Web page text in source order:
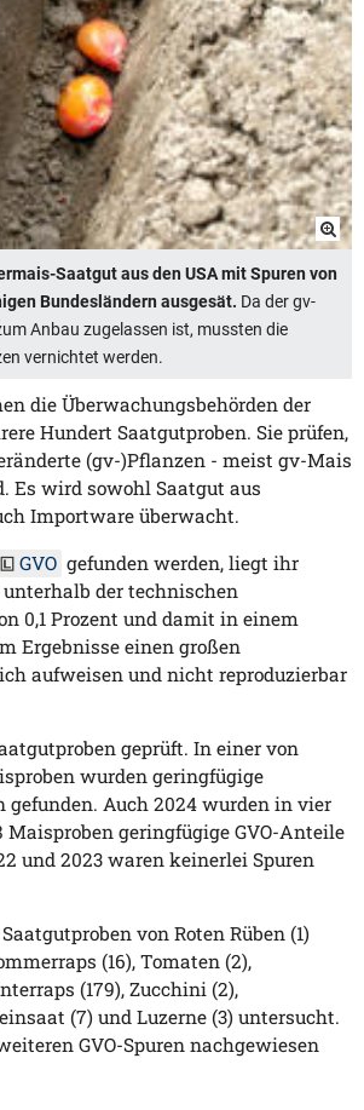
Saatgut aus den USA mit Spuren von
Bundesländern ausgesät. Da der gv-
Anbau zugelassen ist, mussten die
vernichtet werden.
die Überwachungsbehörden der
Hundert Saatgutproben. Sie prüfen,
(gv-)Pflanzen - meist gv-Mais
Es wird sowohl Saatgut aus
Importware überwacht.
GVO gefunden werden, liegt ihr
der technischen
0,1 Prozent und damit in einem
Ergebnisse einen großen
aufweisen und nicht reproduzierbar
geprüft. In einer von
wurden geringfügige
gefunden. Auch 2024 wurden in vier
geringfügige GVO-Anteile
und 2023 waren keinerlei Spuren
von Roten Rüben (1)
(16), Tomaten (2),
(179), Zucchini (2),
(7) und Luzerne (3) untersucht.
GVO-Spuren nachgewiesen